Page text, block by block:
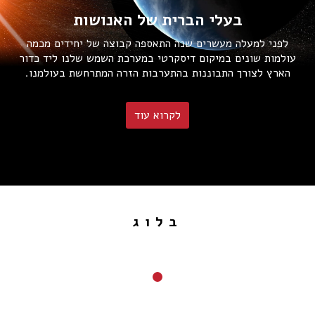
בעלי הברית של האנושות
לפני למעלה מעשרים שנה התאספה קבוצה של יחידים מכמה
עולמות שונים במיקום דיסקרטי במערכת השמש שלנו ליד כדור
הארץ לצורך התבוננות בהתערבות הזרה המתרחשת בעולמנו.
לקרוא עוד
בלוג